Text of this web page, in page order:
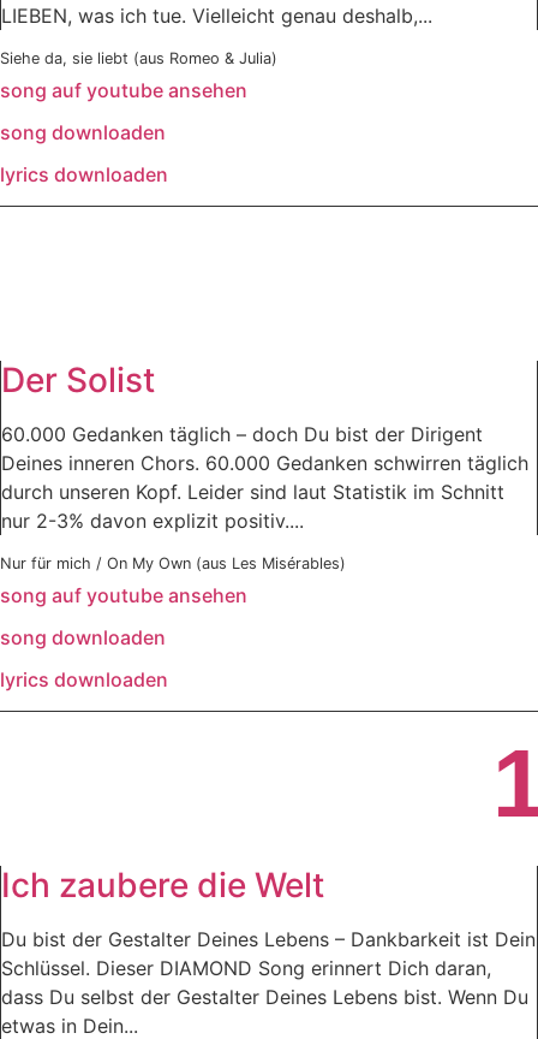
LIEBEN, was ich tue. Vielleicht genau deshalb,...
Siehe da, sie liebt (aus Romeo & Julia)
song auf youtube ansehen
song downloaden
lyrics downloaden
Der Solist
60.000 Gedanken täglich – doch Du bist der Dirigent
Deines inneren Chors. 60.000 Gedanken schwirren täglich
durch unseren Kopf. Leider sind laut Statistik im Schnitt
nur 2-3% davon explizit positiv....
Nur für mich / On My Own (aus Les Misérables)
song auf youtube ansehen
song downloaden
lyrics downloaden
Ich zaubere die Welt
Du bist der Gestalter Deines Lebens – Dankbarkeit ist Dein
Schlüssel. Dieser DIAMOND Song erinnert Dich daran,
dass Du selbst der Gestalter Deines Lebens bist. Wenn Du
etwas in Dein...